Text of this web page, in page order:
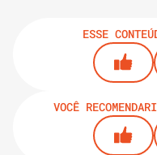
ESSE
VOCÊ